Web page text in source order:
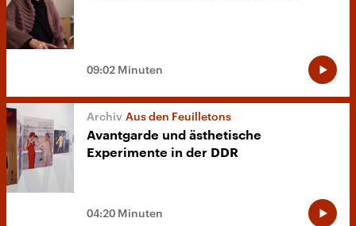
09:02 Minuten
Aus den Feuilletons
Avantgarde und ästhetische
Experimente in der DDR
04:20 Minuten